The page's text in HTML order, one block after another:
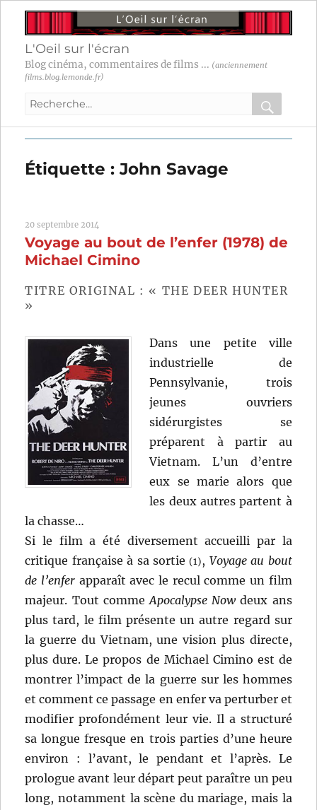
L'Oeil sur l'écran
Blog cinéma, commentaires de films ... (anciennement
films.blog.lemonde.fr)
Recherche
:
OK
Étiquette :John Savage
20 septembre 2014
Voyage au bout de l’enfer (1978) de
Michael Cimino
TITRE ORIGINAL : « THE DEER HUNTER
»
Dans une petite ville
industrielle de
Pennsylvanie, trois
jeunes ouvriers
sidérurgistes se
préparent à partir au
Vietnam. L’un d’entre
eux se marie alors que
les deux autres partent à
la chasse…
Si le film a été diversement accueilli par la
critique française à sa sortie(1), Voyage au bout
de l’enferapparaît avec le recul comme un film
majeur. Tout commeApocalypse Nowdeux ans
plus tard, le film présente un autre regard sur
la guerre du Vietnam, une vision plus directe,
plus dure. Le propos de Michael Cimino est de
montrer l’impact de la guerre sur les hommes
et comment ce passage en enfer va perturber et
modifier profondément leur vie. Il a structuré
sa longue fresque en trois parties d’une heure
environ : l’avant, le pendant et l’après. Le
prologue avant leur départ peut paraître un peu
long, notamment la scène du mariage, mais la